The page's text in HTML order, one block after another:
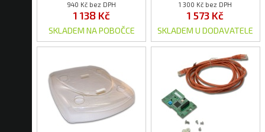
940 Kč bez DPH
1 138 Kč
SKLADEM NA POBOČCE
1 300 Kč bez DPH
1 573 Kč
SKLADEM U DODAVATELE